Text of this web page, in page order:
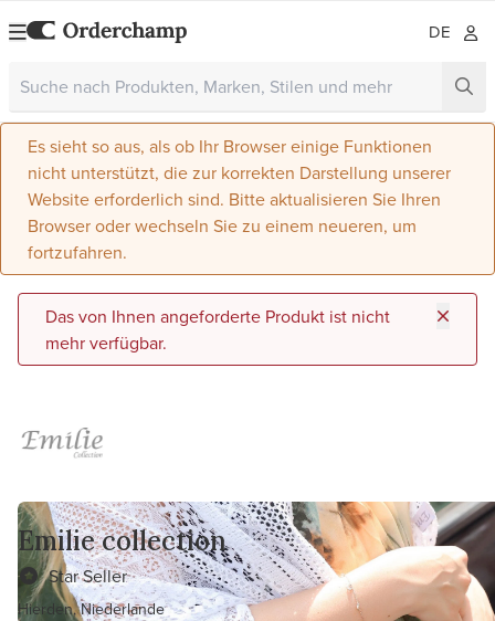
DE
Es sieht so aus, als ob Ihr Browser einige Funktionen
nicht unterstützt, die zur korrekten Darstellung unserer
Website erforderlich sind. Bitte aktualisieren Sie Ihren
Browser oder wechseln Sie zu einem neueren, um
fortzufahren.
Das von Ihnen angeforderte Produkt ist nicht
mehr verfügbar.
Emilie collection
Star Seller
Hierden, Niederlande